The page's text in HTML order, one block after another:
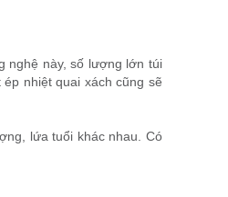
nghệ này, số lượng lớn túi
nhiệt quai xách cũng sẽ
lứa tuổi khác nhau. Có